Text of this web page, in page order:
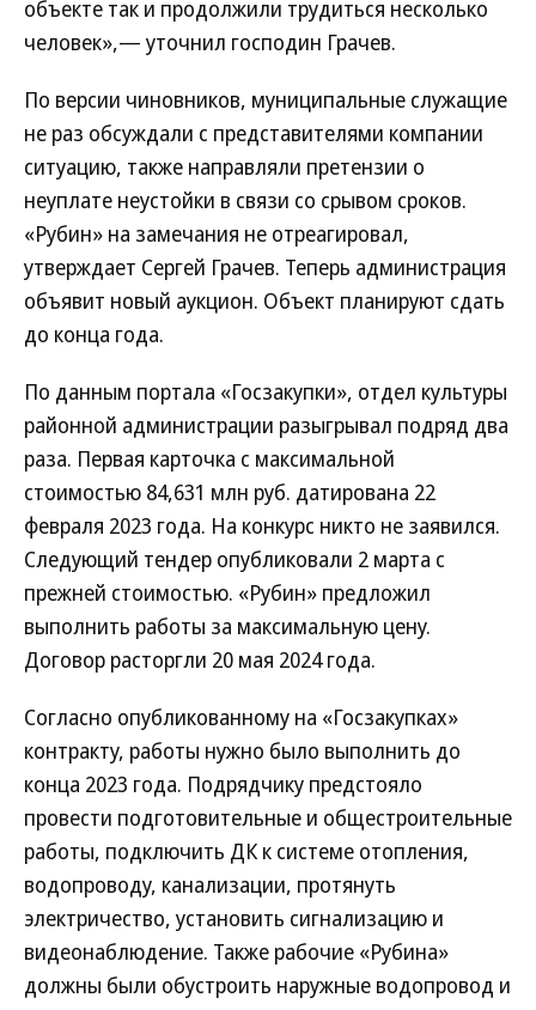
объекте так и продолжили трудиться несколько
человек»,— уточнил господин Грачев.
По версии чиновников, муниципальные служащие
не раз обсуждали с представителями компании
ситуацию, также направляли претензии о
неуплате неустойки в связи со срывом сроков.
«Рубин» на замечания не отреагировал,
утверждает Сергей Грачев. Теперь администрация
объявит новый аукцион. Объект планируют сдать
до конца года.
По данным портала «Госзакупки», отдел культуры
районной администрации разыгрывал подряд два
раза. Первая карточка с максимальной
стоимостью 84,631 млн руб. датирована 22
февраля 2023 года. На конкурс никто не заявился.
Следующий тендер опубликовали 2 марта с
прежней стоимостью. «Рубин» предложил
выполнить работы за максимальную цену.
Договор расторгли 20 мая 2024 года.
Согласно опубликованному на «Госзакупках»
контракту, работы нужно было выполнить до
конца 2023 года. Подрядчику предстояло
провести подготовительные и общестроительные
работы, подключить ДК к системе отопления,
водопроводу, канализации, протянуть
электричество, установить сигнализацию и
видеонаблюдение. Также рабочие «Рубина»
должны были обустроить наружные водопровод и